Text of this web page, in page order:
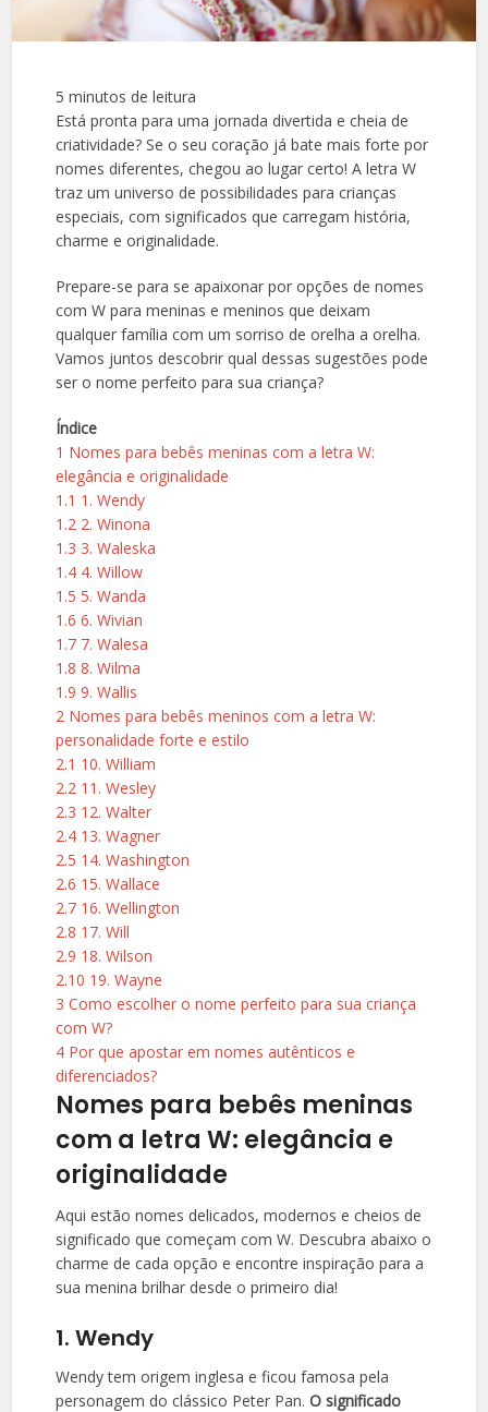
5 minutos de leitura
Está pronta para uma jornada divertida e cheia de
criatividade? Se o seu coração já bate mais forte por
nomes diferentes, chegou ao lugar certo! A letra W
traz um universo de possibilidades para crianças
especiais, com significados que carregam história,
charme e originalidade.
Prepare-se para se apaixonar por opções de nomes
com W para meninas e meninos que deixam
qualquer família com um sorriso de orelha a orelha.
Vamos juntos descobrir qual dessas sugestões pode
ser o nome perfeito para sua criança?
Índice
1 Nomes para bebês meninas com a letra W:
elegância e originalidade
1.1 1. Wendy
1.2 2. Winona
1.3 3. Waleska
1.4 4. Willow
1.5 5. Wanda
1.6 6. Wivian
1.7 7. Walesa
1.8 8. Wilma
1.9 9. Wallis
2 Nomes para bebês meninos com a letra W:
personalidade forte e estilo
2.1 10. William
2.2 11. Wesley
2.3 12. Walter
2.4 13. Wagner
2.5 14. Washington
2.6 15. Wallace
2.7 16. Wellington
2.8 17. Will
2.9 18. Wilson
2.10 19. Wayne
3 Como escolher o nome perfeito para sua criança
com W?
4 Por que apostar em nomes autênticos e
diferenciados?
Nomes para bebês meninas
com a letra W: elegância e
originalidade
Aqui estão nomes delicados, modernos e cheios de
significado que começam com W. Descubra abaixo o
charme de cada opção e encontre inspiração para a
sua menina brilhar desde o primeiro dia!
1. Wendy
Wendy tem origem inglesa e ficou famosa pela
personagem do clássico Peter Pan.O significado